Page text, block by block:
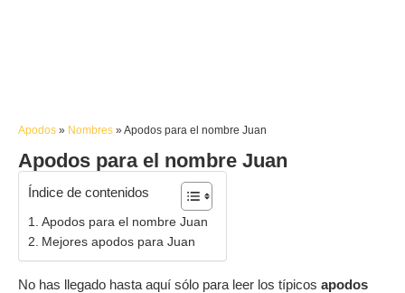
Apodos » Nombres »Apodos para el nombre Juan
Apodos para el nombre Juan
Índice de contenidos
Apodos para el nombre Juan
Mejores apodos para Juan
No has llegado hasta aquí sólo para leer los típicos apodos